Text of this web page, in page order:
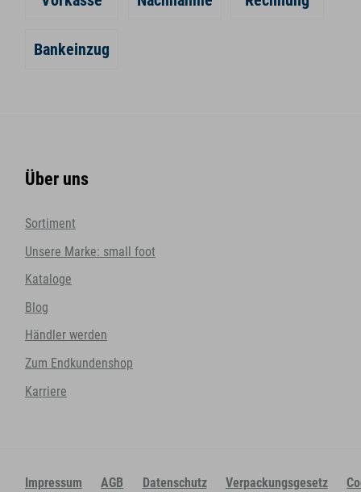
Bankeinzug
Über uns
Sortiment
Unsere Marke: small foot
Kataloge
Blog
Händler werden
Zum Endkundenshop
Karriere
Impressum AGB Datenschutz Verpackungsgesetz